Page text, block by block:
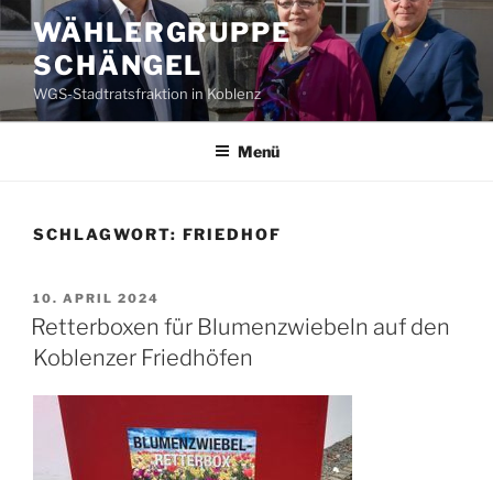
Zum
Inhalt
springen
WÄHLERGRUPPE
SCHÄNGEL
WGS-Stadtratsfraktion in Koblenz
Menü
SCHLAGWORT: FRIEDHOF
VERÖFFENTLICHT
AM
10. APRIL 2024
Retterboxen für Blumenzwiebeln auf den
Koblenzer Friedhöfen